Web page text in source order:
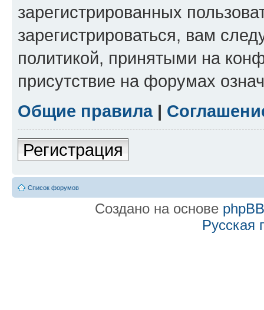
зарегистрированных
зарегистрироваться, вам
политикой, принятыми на
присутствие на форумах
Общие правила|
Регистрация
Список форумов
Создано на основе phpBB
Русская